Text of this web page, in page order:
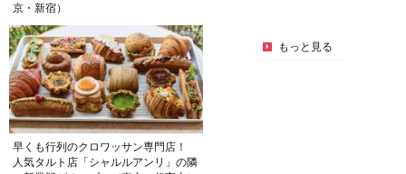
京・新宿）
早くも行列のクロワッサン専門店！
人気タルト店「シャルルアンリ」の隣
もっと見る